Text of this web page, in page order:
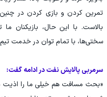
تمرین کردن و بازی کردن در
بالاست. با این حال، بازیکنان
سختی‌ها، با تمام توان در خدمت تیم
سرمربی پالایش نفت در ادامه گفت:
«بحث مسافت هم خیلی ما را اذیت